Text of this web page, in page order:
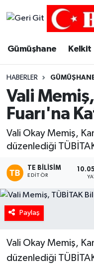
Gümüşhane Kelkit
HABERLER
Vali
Fuarı'na
Vali Okay Memiş,
düzenlediği
TE BILISIM
EDITÖR
Paylaş
Vali Okay Memiş,
düzenlediği
Merkez Trafik
Süper Lig Puan
Tüm Manşetler
Son Dakika
Haber Arşivi